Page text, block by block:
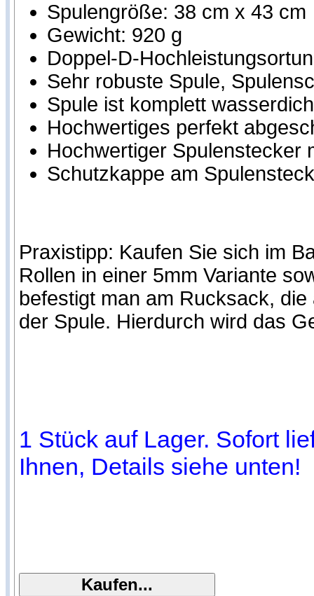
Spulengröße: 38 cm x 43 cm
Gewicht: 920 g
Doppel-D-
Sehr robuste Spule,
Spule ist komplett
Hochwertiges perfekt
Hochwertiger Spulenstecker
Schutzkappe am
Praxistipp: Kaufen Sie sich im
Rollen in einer 5mm Variante
befestigt man am Rucksack,
der Spule. Hierdurch wird das
1 Stück auf Lager. Sofort
Ihnen, Details siehe unten!